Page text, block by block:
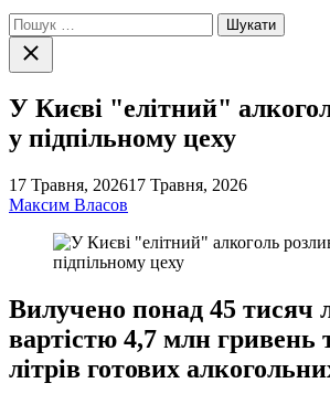
Пошук:
Закрити
пошук
У Києві "елітний"
у підпільному цеху
17 Травня, 202617 Травня, 2026
Максим Власов
Вилучено понад 45 тисяч
вартістю 4,7 млн гривень
літрів готових